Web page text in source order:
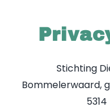
Stichting
Bommelerwaard,